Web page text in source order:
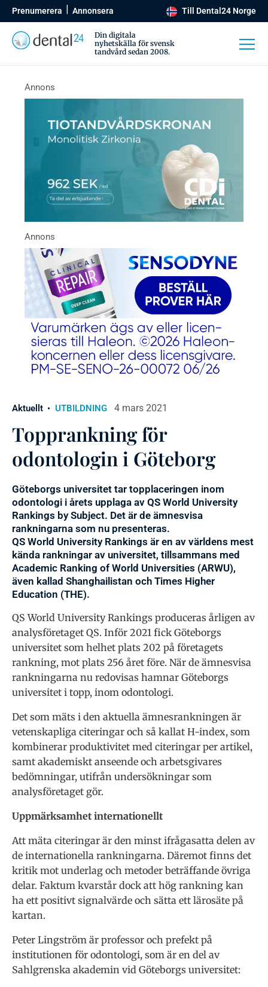
Prenumerera Annonsera Till Dental24 Norge
Din digitala
nyhetskälla för svensk
tandvård sedan 2008.
Aktuellt UTBILDNING 4 mars 2021
Topprankning för
odontologin i Göteborg
Göteborgs universitet tar topplaceringen inom
odontologi i årets upplaga av QS World University
Rankings by Subject. Det är de ämnesvisa
rankningarna som nu presenteras.
QS World University Rankings är en av världens mest
kända rankningar av universitet, tillsammans med
Academic Ranking of World Universities (ARWU),
även kallad Shanghailistan och Times Higher
Education (THE).
QS World University Rankings produceras årligen av
analysföretaget QS. Inför 2021 fick Göteborgs
universitet som helhet plats 202 på företagets
rankning, mot plats 256 året före. När de ämnesvisa
rankningarna nu redovisas hamnar Göteborgs
universitet i topp, inom odontologi.
Det som mäts i den aktuella ämnesrankningen är
vetenskapliga citeringar och så kallat H-index, som
kombinerar produktivitet med citeringar per artikel,
samt akademiskt anseende och arbetsgivares
bedömningar, utifrån undersökningar som
analysföretaget gör.
Uppmärksamhet internationellt
Att mäta citeringar är den minst ifrågasatta delen av
de internationella rankningarna. Däremot finns det
kritik mot underlag och metoder beträffande övriga
delar. Faktum kvarstår dock att hög rankning kan
ha ett positivt signalvärde och sätta ett lärosäte på
kartan.
Peter Lingström är professor och prefekt på
institutionen för odontologi, som är en del av
Sahlgrenska akademin vid Göteborgs universitet: